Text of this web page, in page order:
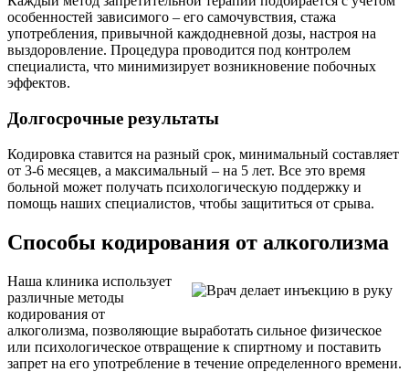
особенностей зависимого – его самочувствия, стажа
употребления, привычной каждодневной дозы, настроя на
выздоровление. Процедура проводится под контролем
специалиста, что минимизирует возникновение побочных
эффектов.
Долгосрочные результаты
Кодировка ставится на разный срок, минимальный составляет
от 3-6 месяцев, а максимальный – на 5 лет. Все это время
больной может получать психологическую поддержку и
помощь наших специалистов, чтобы защититься от срыва.
Способы кодирования от алкоголизма
Наша клиника использует
различные методы
кодирования от
алкоголизма, позволяющие выработать сильное физическое
или психологическое отвращение к спиртному и поставить
запрет на его употребление в течение определенного времени.